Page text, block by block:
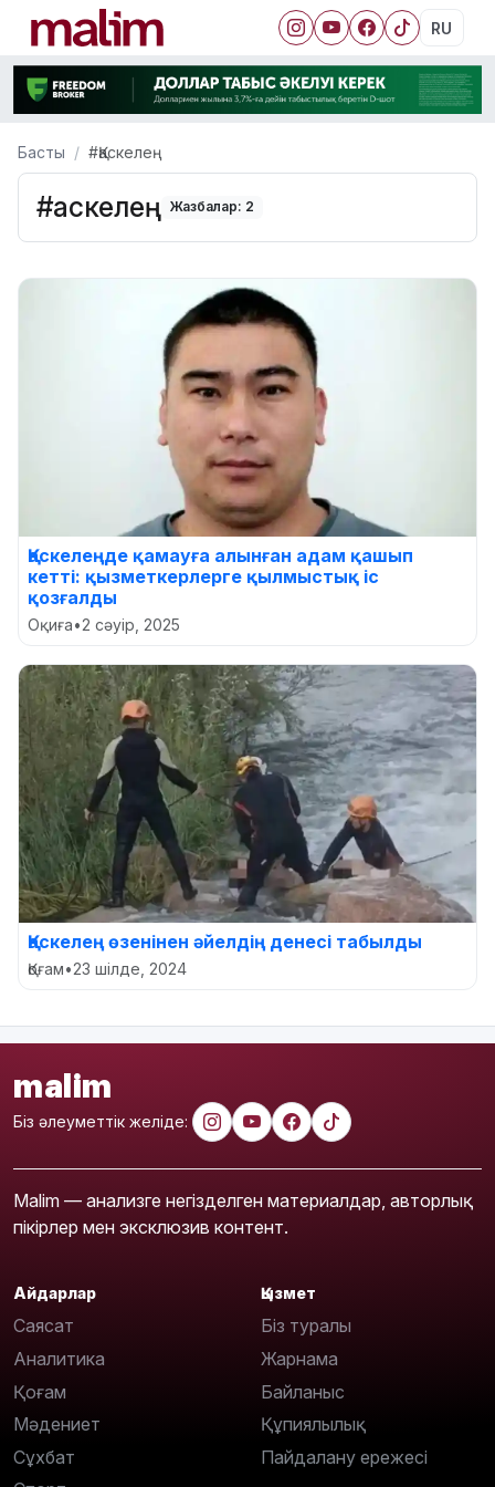
RU
Басты #Қаскелең
#Қаскелең Жазбалар: 2
Қаскелеңде қамауға алынған адам қашып
кетті: қызметкерлерге қылмыстық іс
қозғалды
Оқиға•2 сәуір, 2025
Қаскелең өзенінен әйелдің денесі табылды
Қоғам•23 шілде, 2024
malim
Біз әлеуметтік желіде:
Malim — анализге негізделген материалдар, авторлық
пікірлер мен эксклюзив контент.
Айдарлар
Саясат
Аналитика
Қоғам
Мәдениет
Сұхбат
Қызмет
Біз туралы
Жарнама
Байланыс
Құпиялылық
Пайдалану ережесі